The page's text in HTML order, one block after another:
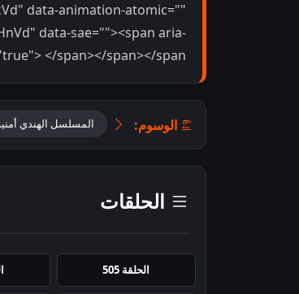
data-animation-atomic=""
data-sae=""><span aria-
</span></span></span>
الوسوم: المسلسل الهندي
الحلقات
الحلقة 505